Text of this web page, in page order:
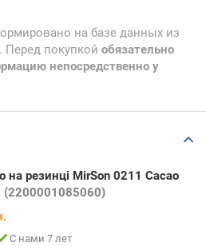
на базе данных из
Перед покупкой обязательно
непосредственно у
на резинці MirSon 0211 Cacao
(2200001085060)
С нами 7 лет